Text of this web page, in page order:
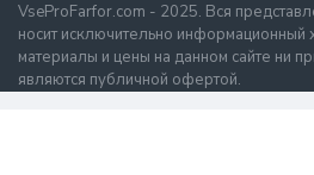
VseProFarfor.com - 2025. Вся
носит исключительно
материалы и цены на данном сайте ни
являются публичной офертой.